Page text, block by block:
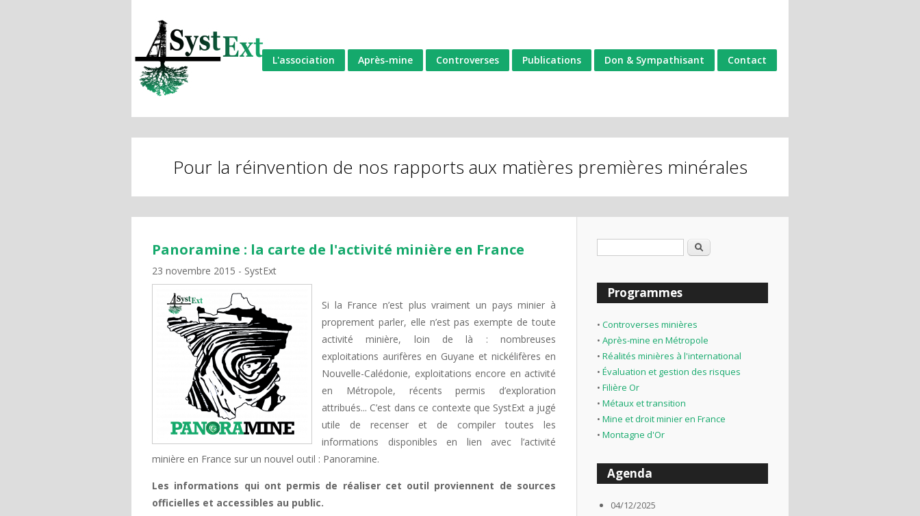
L'association Après-mine Controverses Publications Don & Sympathisant Contact
Pour la réinvention de nos rapports aux matières premières minérales
Panoramine : la carte de l'activité minière en France
23 novembre 2015 SystExt
Si la France n’est plus vraiment un pays minier à
proprement parler, elle n’est pas exempte de toute
activité minière, loin de là : nombreuses
exploitations aurifères en Guyane et nickélifères en
Nouvelle-Calédonie, exploitations encore en activité
en Métropole, récents permis d’exploration
attribués... C’est dans ce contexte que SystExt a jugé
utile de recenser et de compiler toutes les
informations disponibles en lien avec l’activité
minière en France sur un nouvel outil : Panoramine.
Les informations qui ont permis de réaliser cet outil proviennent de sources
officielles et accessibles au public.
Formulaire de recherche
Rechercher
Programmes
• Controverses minières
• Après-mine en Métropole
• Réalités minières à l'international
• Évaluation et gestion des risques
• Filière Or
• Métaux et transition
• Mine et droit minier en France
• Montagne d'Or
Agenda
04/12/2025